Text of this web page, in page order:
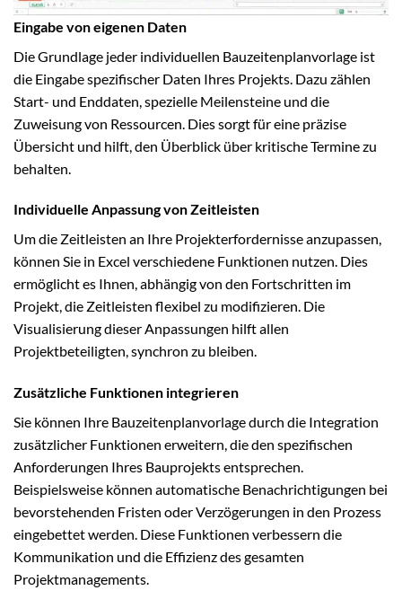
Eingabe von eigenen Daten
Die Grundlage jeder individuellen Bauzeitenplanvorlage ist
die Eingabe spezifischer Daten Ihres Projekts. Dazu zählen
Start- und Enddaten, spezielle Meilensteine und die
Zuweisung von Ressourcen. Dies sorgt für eine präzise
Übersicht und hilft, den Überblick über kritische Termine zu
behalten.
Individuelle Anpassung von Zeitleisten
Um die Zeitleisten an Ihre Projekterfordernisse anzupassen,
können Sie in Excel verschiedene Funktionen nutzen. Dies
ermöglicht es Ihnen, abhängig von den Fortschritten im
Projekt, die Zeitleisten flexibel zu modifizieren. Die
Visualisierung dieser Anpassungen hilft allen
Projektbeteiligten, synchron zu bleiben.
Zusätzliche Funktionen integrieren
Sie können Ihre Bauzeitenplanvorlage durch die Integration
zusätzlicher Funktionen erweitern, die den spezifischen
Anforderungen Ihres Bauprojekts entsprechen.
Beispielsweise können automatische Benachrichtigungen bei
bevorstehenden Fristen oder Verzögerungen in den Prozess
eingebettet werden. Diese Funktionen verbessern die
Kommunikation und die Effizienz des gesamten
Projektmanagements.